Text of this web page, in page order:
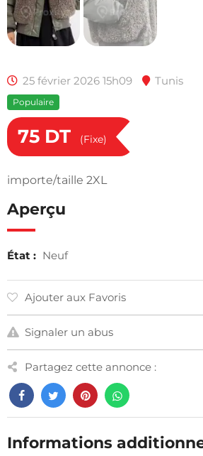
25 février 2026 15h09 Tunis
Populaire
75 DT (Fixe)
importe/taille 2XL
Aperçu
État : Neuf
Ajouter aux Favoris
Signaler un abus
Partagez cette annonce :
Informations